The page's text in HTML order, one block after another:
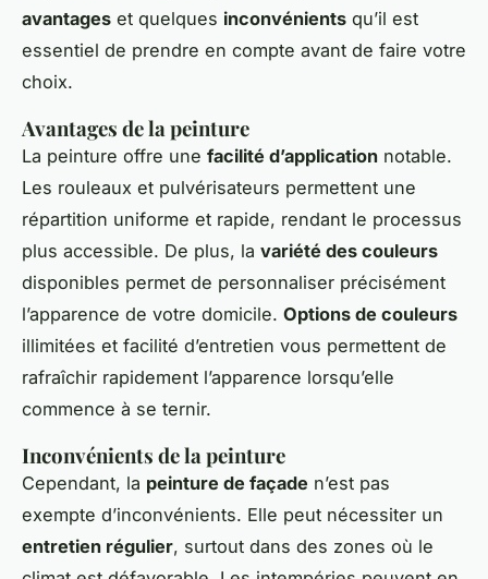
avantages et quelques inconvénients qu’il est
essentiel de prendre en compte avant de faire votre
choix.
Avantages de la peinture
La peinture offre une facilité d’application notable.
Les rouleaux et pulvérisateurs permettent une
répartition uniforme et rapide, rendant le processus
plus accessible. De plus, la variété des couleurs
disponibles permet de personnaliser précisément
l’apparence de votre domicile. Options de couleurs
illimitées et facilité d’entretien vous permettent de
rafraîchir rapidement l’apparence lorsqu’elle
commence à se ternir.
Inconvénients de la peinture
Cependant, la peinture de façade n’est pas
exempte d’inconvénients. Elle peut nécessiter un
entretien régulier, surtout dans des zones où le